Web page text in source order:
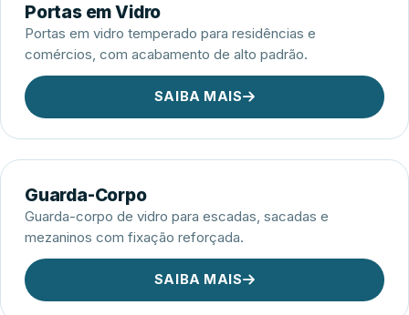
Portas em Vidro
Portas em vidro temperado para residências e
comércios, com acabamento de alto padrão.
SAIBA MAIS
Guarda-Corpo
Guarda-corpo de vidro para escadas, sacadas e
mezaninos com fixação reforçada.
SAIBA MAIS